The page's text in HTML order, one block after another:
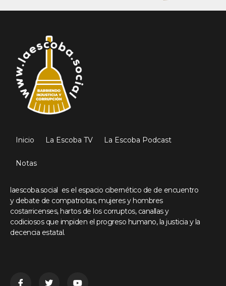
Inicio La Escoba TV La Escoba Podcast
Notas
laescoba.social es el espacio cibernético de de encuentro
y debate de compatriotas, mujeres y hombres
costarricenses, hartos de los corruptos, canallas y
codiciosos que impiden el progreso humano, la justicia y la
decencia estatal.